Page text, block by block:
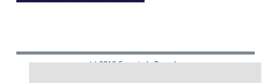
(c) 2018 Gemeinde Rumohr.